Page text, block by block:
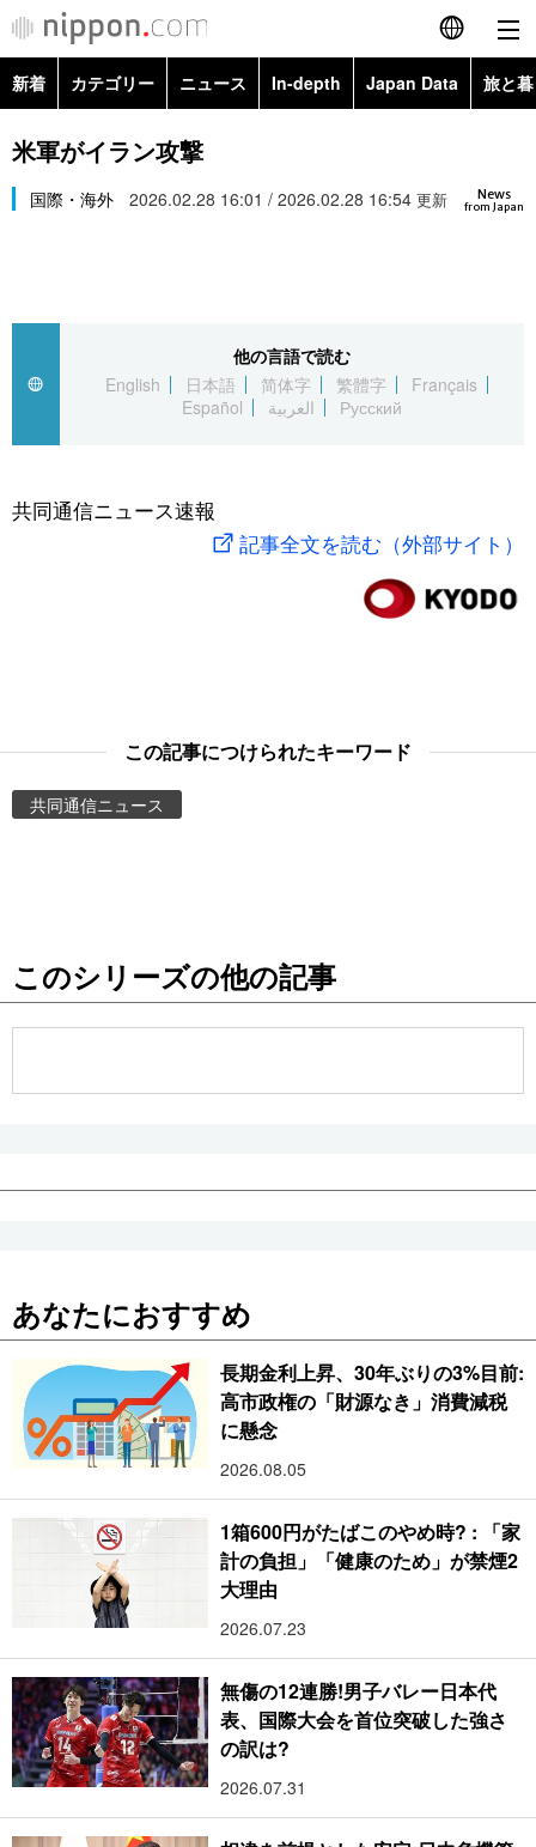
English
繁體字
العربية
社会
旅と暮らし
東京
新着 カテゴリー ニュース In-depth Japan Data 旅と
政治・外交
経済・ビジネス
社会
文化
科学・技術
暮らし
Images
お知らせ
米軍がイラン攻撃
News
from Japan
国際・海外 2026.02.28 16:01 / 2026.02.28 16:54 更新
他の言語で読む
English
日本語 简体字 繁體字
Français
Español
العربية Русский
共同通信ニュース速報
記事全文を読む（外部サイト）
この記事につけられたキーワード
共同通信ニュース
このシリーズの他の記事
あなたにおすすめ
長期金利上昇、30年ぶりの3%目前:
高市政権の「財源なき」消費減税
に懸念
2026.08.05
1箱600円がたばこのやめ時? : 「家
計の負担」「健康のため」が禁煙2
大理由
2026.07.23
無傷の12連勝!男子バレー日本代
表、国際大会を首位突破した強さ
の訳は?
2026.07.31